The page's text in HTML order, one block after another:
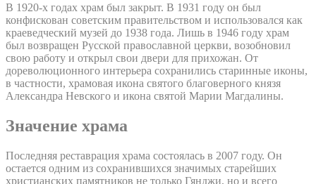
В 1920-х годах храм был закрыт. В 1931 году он был
конфискован советским правительством и использовался как
краеведческий музей до 1938 года. Лишь в 1946 году храм
был возвращен Русской православной церкви, возобновил
свою работу и открыл свои двери для прихожан. От
дореволюционного интерьера сохранились старинные иконы,
в частности, храмовая икона святого благоверного князя
Александра Невского и икона святой Марии Магдалины.
Значение храма
Последняя реставрация храма состоялась в 2007 году. Он
остается одним из сохранившихся значимых старейших
христианских памятников не только Гянджи, но и всего